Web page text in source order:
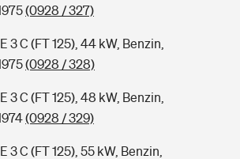
(0928 / 327)
3 C (FT 125), 44 kW, Benzin,
(0928 / 328)
3 C (FT 125), 48 kW, Benzin,
(0928 / 329)
3 C (FT 125), 55 kW, Benzin,